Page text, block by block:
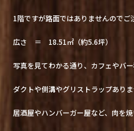
1階ですが路面ではありませんのでご
広さ ＝ 18.51㎡（約5.6坪）
写真を見てわかる通り、カフェやバ
ダクトや側溝やグリストラップありま
居酒屋やハンバーガー屋など、肉を焼